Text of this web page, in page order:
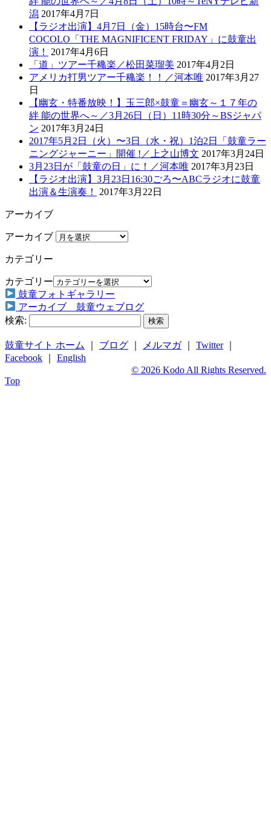
潟 2017年4月7日
【ラジオ出演】4月7日（金）15時台〜FM
COCOLO「THE MAGNIFICENT FRIDAY」に鼓童出
演！
2017年4月6日
「道」ツアー千穐楽／松田菜瑠美 2017年4月2日
アメリカ打男ツアー千穐楽！！／河本唯 2017年3月27
日
【幽玄・特番放映！】玉三郎×鼓童＝幽玄～１７年の
絆 能の世界へ～／3月26日（日）11時30分～BSジャパ
ン 2017年3月24日
2017年5月2日（火）〜3日（水・祝）1泊2日「鼓童ラー
ニングジャーニー」開催 !／上之山博文 2017年3月24日
3月23日が「鼓童の日」に！／河本唯 2017年3月23日
【ラジオ出演】3月23日16:30ごろ〜ABCラジオに鼓童
出演＆生演奏！
2017年3月22日
アーカイブ
アーカイブ
カテゴリー
カテゴリー
鼓童フォトギャラリー
アーカイブ 鼓童ウェブログ
検索:
鼓童サイト ホーム ブログ メルマガ｜ Twitter｜
Facebook
English
© 2026 Kodo All Rights Reserved.
Top